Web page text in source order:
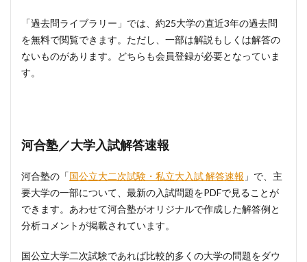
「過去問ライブラリー」では、約25大学の直近3年の過去問
を無料で閲覧できます。ただし、一部は解説もしくは解答の
ないものがあります。どちらも会員登録が必要となっていま
す。
河合塾／大学入試解答速報
河合塾の「国公立大二次試験・私立大入試 解答速報 」で、主
要大学の一部について、最新の入試問題をPDFで見ることが
できます。あわせて河合塾がオリジナルで作成した解答例と
分析コメントが掲載されています。
国公立大学二次試験であれば比較的多くの大学の問題をダウ